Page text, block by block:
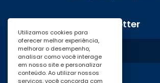
Newsletter
Utilizamos cookies para
oferecer melhor experiência,
melhorar o desempenho,
analisar como você interage
em nosso site e personalizar
conteúdo. Ao utilizar nossos
serviços, você concorda com